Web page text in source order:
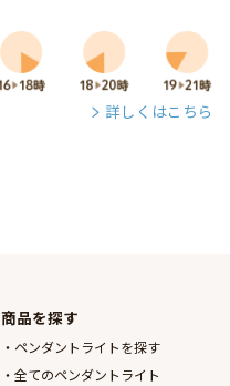
詳しくはこちら
商品を探す
ペンダントライトを探す
全てのペンダントライト